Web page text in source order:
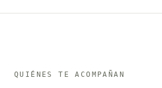
QUIÉNES TE ACOMPAÑAN